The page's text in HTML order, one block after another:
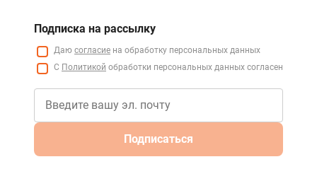
Подписка на рассылку
Даю согласие на обработку персональных данных
С Политикой обработки персональных данных согласен
Подписаться